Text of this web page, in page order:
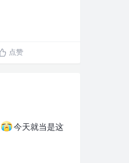
点赞
今天就当是这